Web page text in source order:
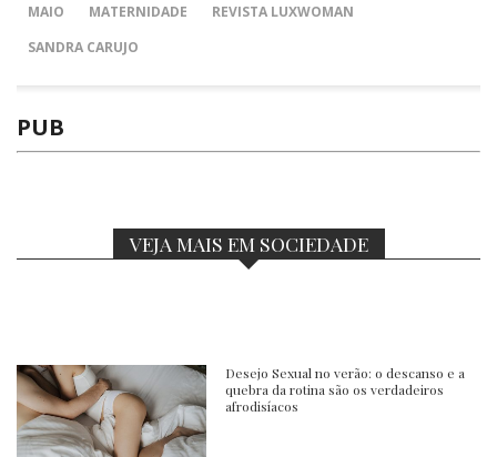
MAIO
MATERNIDADE
REVISTA LUXWOMAN
SANDRA CARUJO
PUB
VEJA MAIS EM SOCIEDADE
Desejo Sexual no verão: o descanso e a
quebra da rotina são os verdadeiros
afrodisíacos